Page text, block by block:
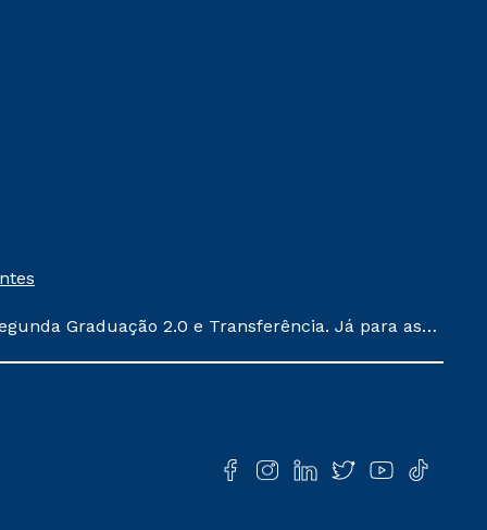
Graduação 2.0 e Transferência. Já para as